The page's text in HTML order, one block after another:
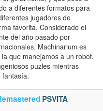
a diferentes formatos para
jugadores de
favorita. Considerado el
del año pasado por
Machinarium es
que manejamos a un robot,
puzles mientras
fantasía.
PSVITA